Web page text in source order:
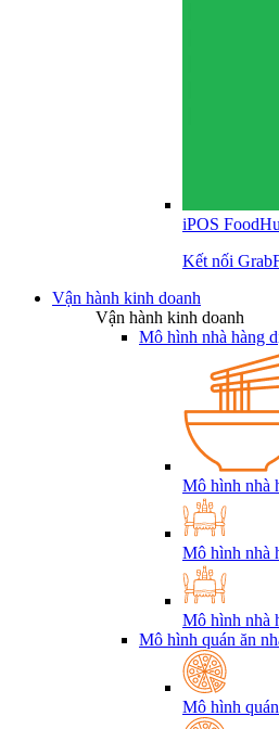
iPOS
Kết nối
Vận hành kinh doanh
Vận hành kinh doanh
Mô hình nhà hàng
Mô hình nhà
Mô hình nhà
Mô hình nhà
Mô hình quán ăn
Mô hình